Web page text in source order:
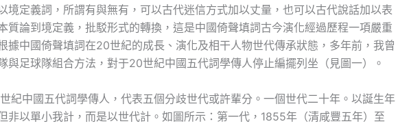
境定義詞，所謂有與無有，可以古代迷信方式加以丈量，也可以古代說話加以表
質論到境定義，批駁形式的轉換，這是中國倚聲填詞古今演化經過歷程一項嚴重
據中國倚聲填詞在20世紀的成長、演化及相干人物世代傳承狀態，多年前，我曾
與足球隊組合方法，對于20世紀中國五代詞學傳人停止編擺列坐（見圖一）。
紀中國五代詞學傳人，代表五個分歧世代或許輩分。一個世代二十年。以誕生年
非以單小我計，而是以世代計。如圖所示：第一代，1855年（清咸豐五年）至